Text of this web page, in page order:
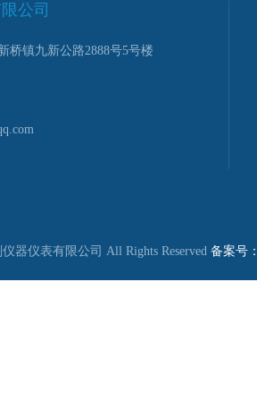
公司
桥镇九新公路2888号5号楼
器仪表有限公司 All Rights Reserved 备案号